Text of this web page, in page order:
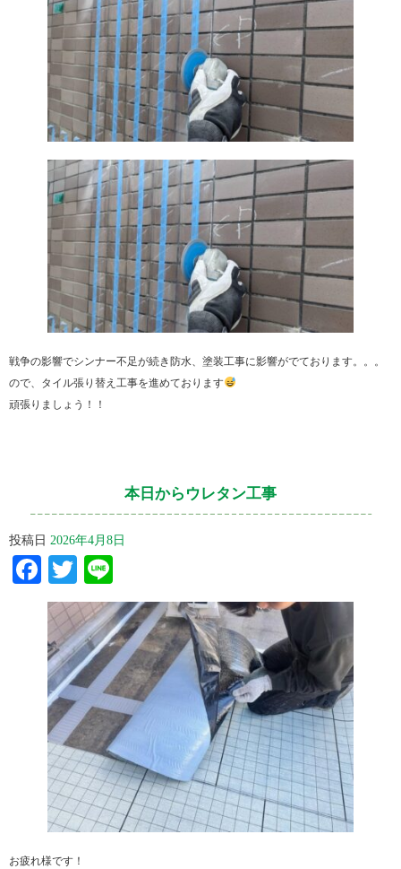
戦争の影響でシンナー不足が続き防水、塗装工事に影響がでております。。。
ので、タイル張り替え工事を進めております
頑張りましょう！！
本日からウレタン工事
投稿日 2026年4月8日
Facebook
Twitter
お疲れ様です！